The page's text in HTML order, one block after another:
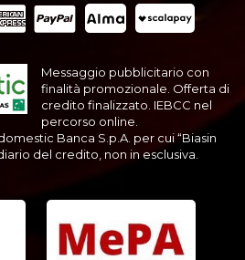
Messaggio pubblicitario con
finalità promozionale. Offerta di
credito finalizzato. IEBCC nel
percorso online.
Banca S.p.A. per cui “Biasin
del credito, non in esclusiva.